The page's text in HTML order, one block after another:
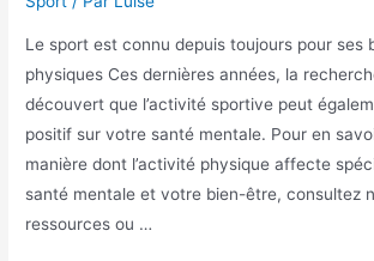
Le sport est connu depuis toujours pour ses
physiques Ces dernières années, la
découvert que l’activité sportive peut
positif sur votre santé mentale. Pour en
manière dont l’activité physique affecte
santé mentale et votre bien-être, consultez
ressources ou …